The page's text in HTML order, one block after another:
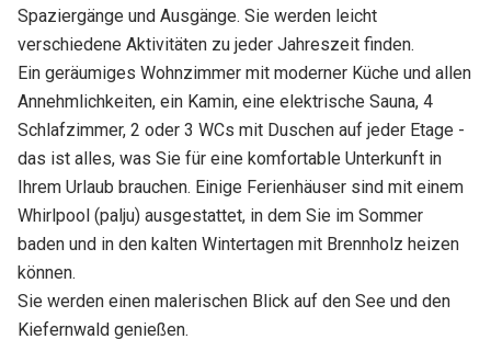
Spaziergänge und Ausgänge. Sie werden leicht
verschiedene Aktivitäten zu jeder Jahreszeit finden.
Ein geräumiges Wohnzimmer mit moderner Küche und allen
Annehmlichkeiten, ein Kamin, eine elektrische Sauna, 4
Schlafzimmer, 2 oder 3 WCs mit Duschen auf jeder Etage -
das ist alles, was Sie für eine komfortable Unterkunft in
Ihrem Urlaub brauchen. Einige Ferienhäuser sind mit einem
Whirlpool (palju) ausgestattet, in dem Sie im Sommer
baden und in den kalten Wintertagen mit Brennholz heizen
können.
Sie werden einen malerischen Blick auf den See und den
Kiefernwald genießen.